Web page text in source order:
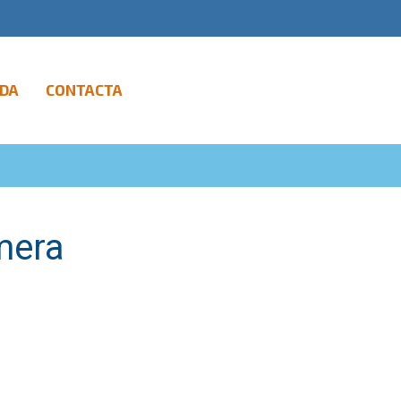
CONTACTA